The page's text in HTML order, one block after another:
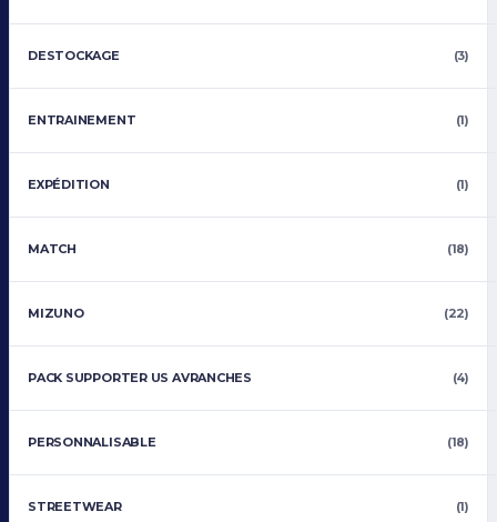
DESTOCKAGE (3)
ENTRAINEMENT (1)
EXPÉDITION (1)
MATCH (18)
MIZUNO (22)
PACK SUPPORTER US AVRANCHES (4)
PERSONNALISABLE (18)
STREETWEAR (1)